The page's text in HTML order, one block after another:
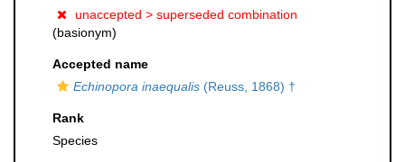
unaccepted > superseded combination
(basionym)
Accepted name
Echinopora inaequalis (Reuss, 1868) †
Rank
Species